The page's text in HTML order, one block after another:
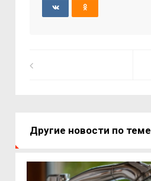
Другие новости по теме